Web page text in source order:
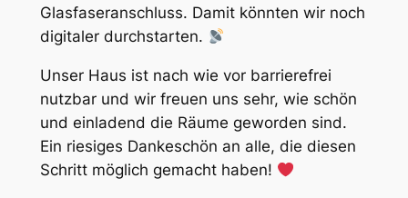
Glasfaseranschluss. Damit könnten wir noch
digitaler durchstarten.
Unser Haus ist nach wie vor barrierefrei
nutzbar und wir freuen uns sehr, wie schön
und einladend die Räume geworden sind.
Ein riesiges Dankeschön an alle, die diesen
Schritt möglich gemacht haben!